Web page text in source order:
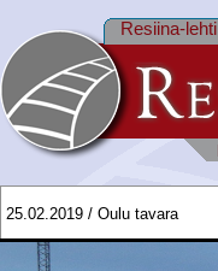
Resiina-lehti
25.02.2019 / Oulu tavara